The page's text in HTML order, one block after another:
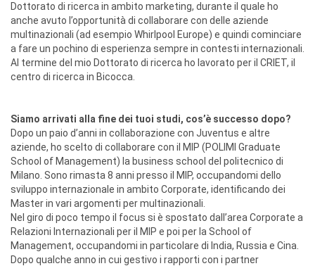
Dottorato di ricerca in ambito marketing, durante il quale ho
anche avuto l’opportunità di collaborare con delle aziende
multinazionali (ad esempio Whirlpool Europe) e quindi cominciare
a fare un pochino di esperienza sempre in contesti internazionali.
Al termine del mio Dottorato di ricerca ho lavorato per il CRIET, il
centro di ricerca in Bicocca.
Siamo arrivati alla fine dei tuoi studi, cos’è successo dopo?
Dopo un paio d’anni in collaborazione con Juventus e altre
aziende, ho scelto di collaborare con il MIP (POLIMI Graduate
School of Management) la business school del politecnico di
Milano. Sono rimasta 8 anni presso il MIP, occupandomi dello
sviluppo internazionale in ambito Corporate, identificando dei
Master in vari argomenti per multinazionali.
Nel giro di poco tempo il focus si è spostato dall’area Corporate a
Relazioni Internazionali per il MIP e poi per la School of
Management, occupandomi in particolare di India, Russia e Cina.
Dopo qualche anno in cui gestivo i rapporti con i partner